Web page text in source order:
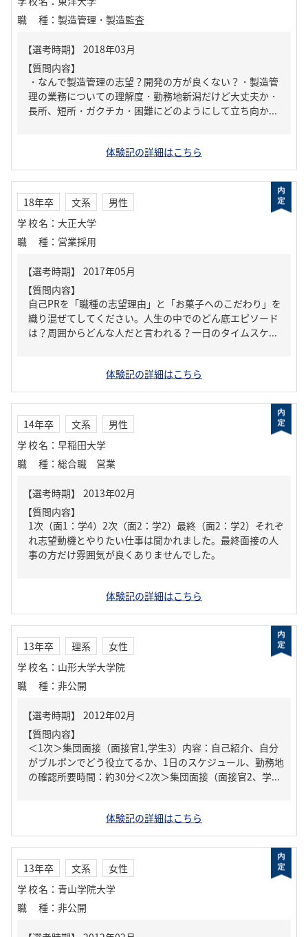
職種 ： 製造管理・製造監査
【質問内容】
・なんで製造管理の志望？開発の方が良くない？・製造管
理の業務についての理解度・勤務地新潟だけど大丈夫か・
長所、短所・ガクチカ・困難にどのようにして立ち向か...
体験記の詳細はこちら
18年卒 文系
男性
学校名 ： 大正大学
職種 ： 営業採用
【質問内容】
自己PRを「職種の志望理由」と「お菓子へのこだわり」を
織り混ぜてしてください。人生の中でのどん底エピソード
は？周囲からどんな人だと言われる？一日のタイムスケ...
体験記の詳細はこちら
14年卒 文系
男性
学校名 ： 早稲田大学
職種 ： 総合職 営業
【質問内容】
1次（面1：学4）2次（面2：学2）最終（面2：学2）それぞ
れ志望動機とやりたい仕事は聞かれました。最終面接の人
事の方だけ雰囲気が良くありませんでした。
体験記の詳細はこちら
13年卒 理系
女性
学校名 ： 山形大学大学院
職種 ： 非公開
【質問内容】
＜1次＞集団面接（面接官1,学生3）内容：自己紹介、自分
がブルボンでどう役立てるか、1日のスケジュール、勤務地
の確認所要時間：約30分＜2次＞集団面接（面接官2、学...
体験記の詳細はこちら
13年卒 文系
女性
学校名 ： 青山学院大学
職種 ： 非公開